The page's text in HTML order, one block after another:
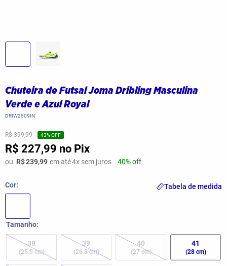
Chuteira de Futsal Joma Dribling Masculina
Verde e Azul Royal
DRIW2509IN
R$ 399,99 43% OFF
R$ 227,99 no Pix
ou R$239,99 em até4x sem juros 40% off
Cor
Tamanho
38
(25.5 cm)
39
(26.5 cm)
40
(27 cm)
41
(28 cm)
Tabela de medida